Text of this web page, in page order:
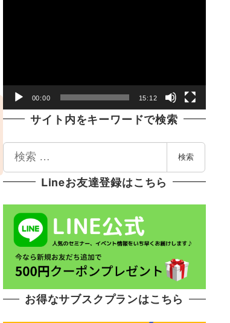
ヤ
00:00 15:12
サイト内をキーワードで検索
検
検索
Lineお友達登録はこちら
お得なサブスクプランはこちら